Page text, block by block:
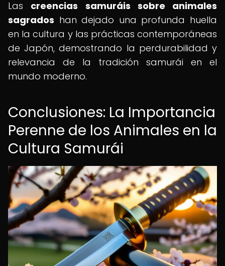
Las creencias samuráis sobre animales
sagrados han dejado una profunda huella
en la cultura y las prácticas contemporáneas
de Japón, demostrando la perdurabilidad y
relevancia de la tradición samurái en el
mundo moderno.
Conclusiones: La Importancia
Perenne de los Animales en la
Cultura Samurái